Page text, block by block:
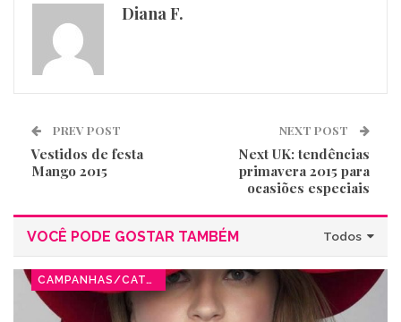
Diana F.
PREV POST
Vestidos de festa
Mango 2015
NEXT POST
Next UK: tendências
primavera 2015 para
ocasiões especiais
Todos
VOCÊ PODE GOSTAR TAMBÉM
CAMPANHAS/CATÁLOGOS